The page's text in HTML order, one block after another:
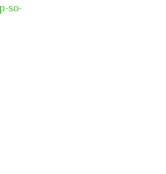
so-